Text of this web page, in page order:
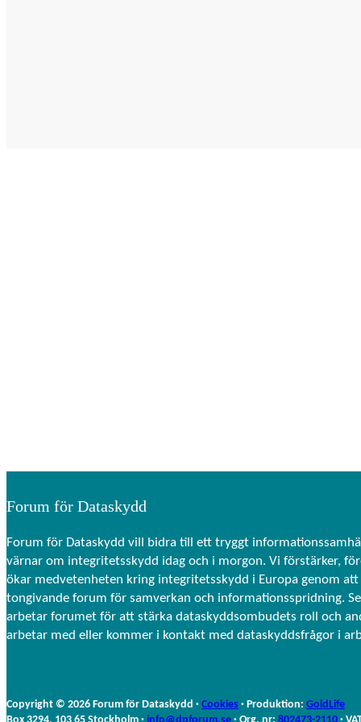
Forum för Dataskydd
Forum för Dataskydd vill bidra till ett tryggt
värnar om integritetsskydd idag och i morgon. Vi förstärker,
ökar medvetenheten kring integritetsskydd i Europa genom att
tongivande forum för samverkan och informationsspridning.
arbetar forumet för att stärka dataskyddsombudets roll och
arbetar med eller kommer i kontakt med dataskyddsfrågor i
Copyright © 2026 Forum för Dataskydd · Cookies · Produktion: GoldLife